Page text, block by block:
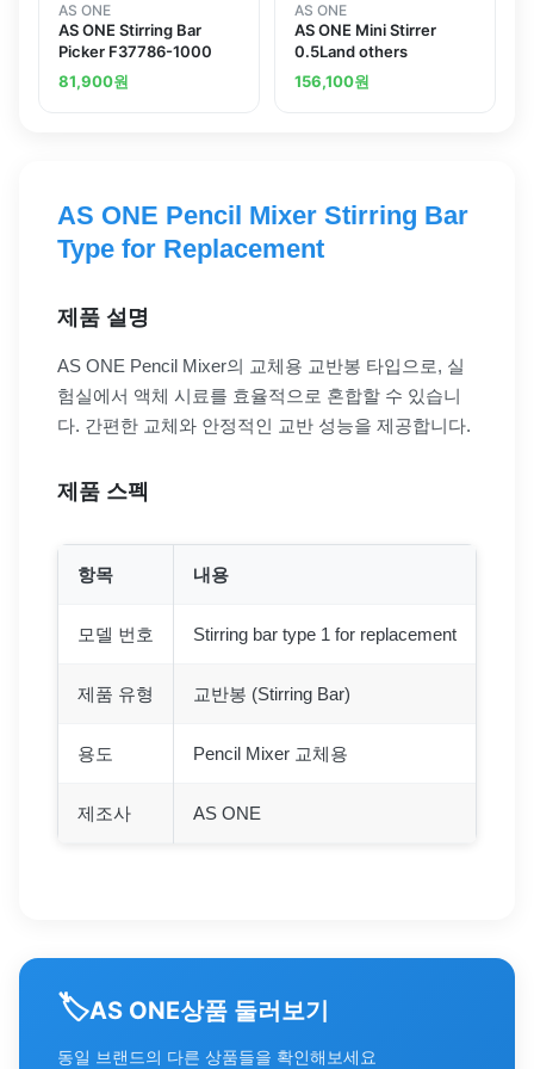
AS ONE
AS ONE Stirring Bar
Picker F37786-1000
81,900원
AS ONE
AS ONE Mini Stirrer
0.5Land others
156,100원
AS ONE Pencil Mixer Stirring Bar
Type for Replacement
제품 설명
AS ONE Pencil Mixer의 교체용 교반봉 타입으로, 실
험실에서 액체 시료를 효율적으로 혼합할 수 있습니
다. 간편한 교체와 안정적인 교반 성능을 제공합니다.
제품 스펙
항목 내용
모델 번호 Stirring bar type 1 for replacement
제품 유형 교반봉 (Stirring Bar)
용도 Pencil Mixer 교체용
제조사 AS ONE
🏷️AS ONE상품 둘러보기
동일 브랜드의 다른 상품들을 확인해보세요